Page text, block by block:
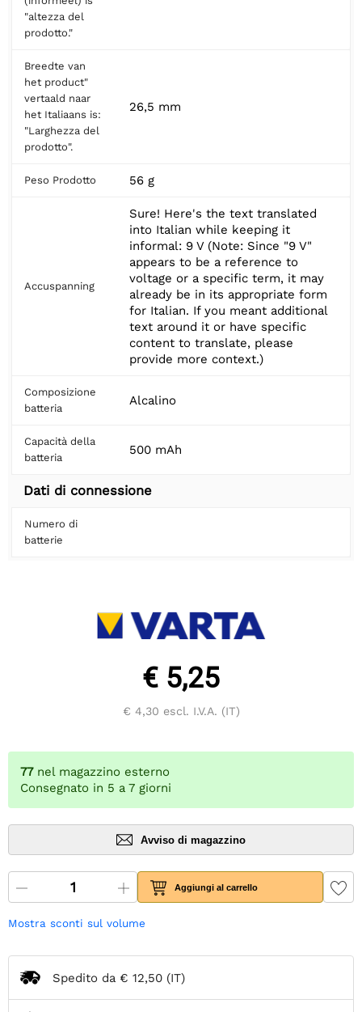
"altezza del
prodotto."
Breedte van
het product"
vertaald naar
het Italiaans is:
"Larghezza del
prodotto".
26,5 mm
Peso Prodotto 56 g
Accuspanning
Sure! Here's the text translated
into Italian while keeping it
informal: 9 V (Note: Since "9 V"
appears to be a reference to
voltage or a specific term, it may
already be in its appropriate form
for Italian. If you meant additional
text around it or have specific
content to translate, please
provide more context.)
Composizione
batteria
Alcalino
Capacità della
batteria
500 mAh
Dati di connessione
Numero di
batterie
€ 5,25
€ 4,30 escl. I.V.A. (IT)
77 nel magazzino esterno
Consegnato in 5 a 7 giorni
Avviso di magazzino
Aggiungi al carrello
Mostra sconti sul volume
Spedito da € 12,50 (IT)